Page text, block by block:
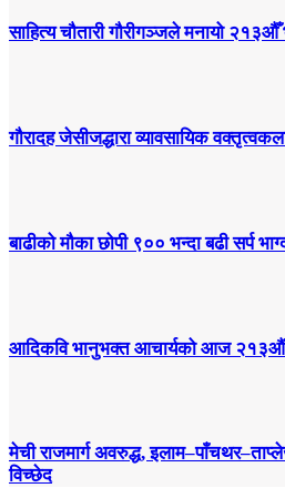
साहित्य चौतारी गौरीगञ्जले मनायो २१३औँ
गौरादह जेसीजद्धारा व्यावसायिक
बाढीको मौका छोपी ९०० भन्दा बढी सर्प
आदिकवि भानुभक्त आचार्यको आज २१३औं
मेची राजमार्ग अवरुद्ध,
विच्छेद